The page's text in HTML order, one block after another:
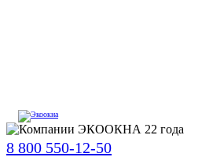
8 800 550-12-50